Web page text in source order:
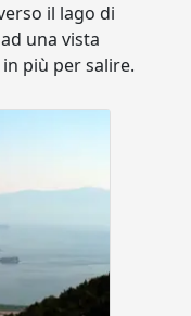
il lago di
una vista
più per salire.